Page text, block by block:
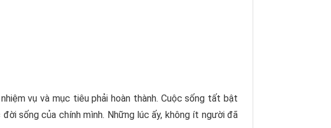
vụ và mục tiêu phải hoàn thành. Cuộc sống tất bật
sống của chính mình. Những lúc ấy, không ít người đã